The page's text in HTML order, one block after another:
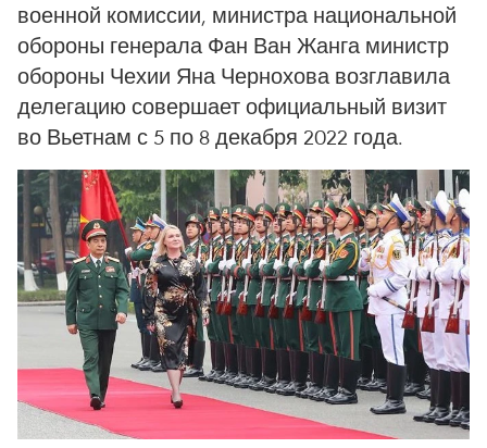
военной комиссии, министра национальной
обороны генерала Фан Ван Жанга министр
обороны Чехии Яна Чернохова возглавила
делегацию совершает официальный визит
во Вьетнам с 5 по 8 декабря 2022 года.